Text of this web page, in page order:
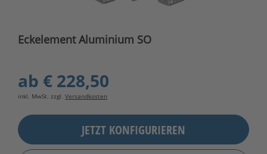
Eckelement Aluminium SO
ab € 228,50
inkl. MwSt. zzgl. Versandkosten
JETZT KONFIGURIEREN